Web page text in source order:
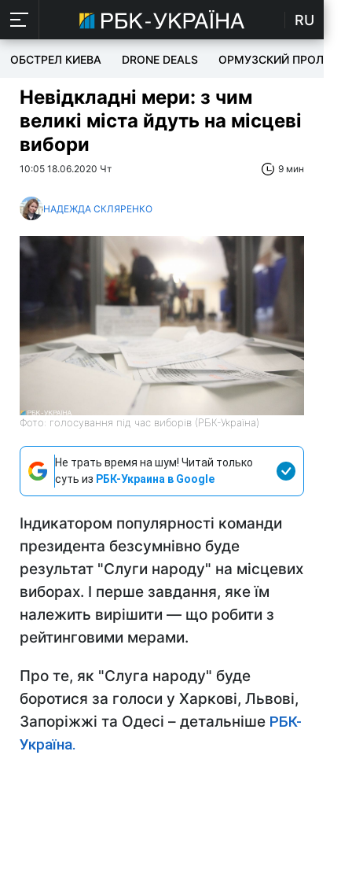
RU
ОБСТРЕЛ КИЕВА DRONE DEALS ОРМУЗСКИЙ ПРОЛИВ
Невідкладні мери: з чим
великі міста йдуть на місцеві
вибори
10:05 18.06.2020 Чт 9 мин
НАДЕЖДА СКЛЯРЕНКО
Фото: голосування під час виборів (РБК-Україна)
Не трать время на шум! Читай только
суть из РБК-Украина в Google
Індикатором популярності команди
президента безсумнівно буде
результат "Слуги народу" на місцевих
виборах. І перше завдання, яке їм
належить вирішити — що робити з
рейтинговими мерами.
Про те, як "Слуга народу" буде
боротися за голоси у Харкові, Львові,
Запоріжжі та Одесі – детальніше РБК-
Україна.